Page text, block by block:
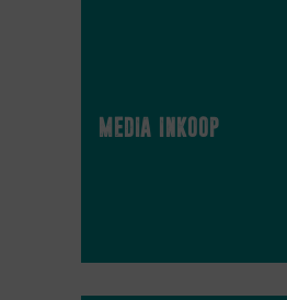
media inkoop